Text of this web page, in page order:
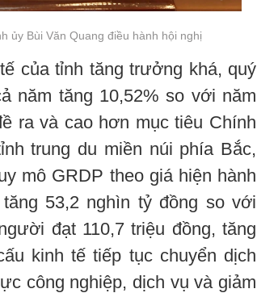
ủy Bùi Văn Quang điều hành hội nghị
của tỉnh tăng trưởng khá, quý
năm tăng 10,52% so với năm
ra và cao hơn mục tiêu Chính
trung du miền núi phía Bắc,
mô GRDP theo giá hiện hành
53,2 nghìn tỷ đồng so với
đạt 110,7 triệu đồng, tăng
kinh tế tiếp tục chuyển dịch
công nghiệp, dịch vụ và giảm